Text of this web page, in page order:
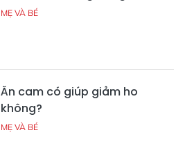
MẸ VÀ BÉ
Ăn cam có giúp giảm ho
không?
MẸ VÀ BÉ